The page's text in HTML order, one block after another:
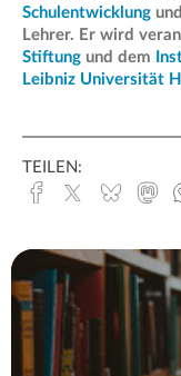
Schulentwicklung
Lehrer. Er wird
Stiftung und dem
Leibniz Universität
TEILEN:
Facebook
x.com